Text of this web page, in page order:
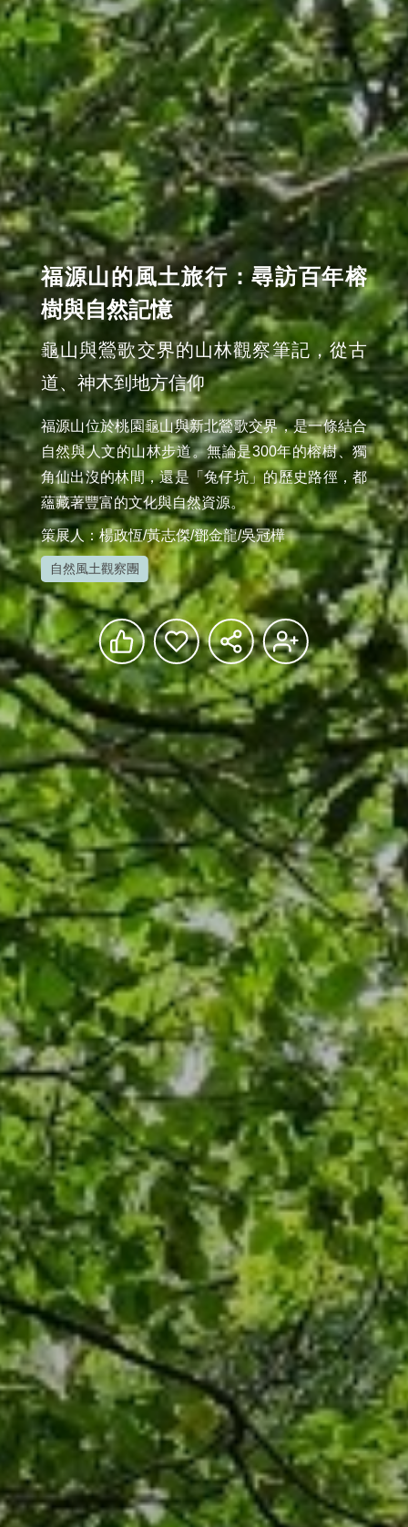
福源山的風土旅行：尋訪百年榕
樹與自然記憶
龜山與鶯歌交界的山林觀察筆記，從古
道、神木到地方信仰
福源山位於桃園龜山與新北鶯歌交界，是一條結合
自然與人文的山林步道。無論是300年的榕樹、獨
角仙出沒的林間，還是「兔仔坑」的歷史路徑，都
蘊藏著豐富的文化與自然資源。
策展人：楊政恆/黃志傑/鄧金龍/吳冠樺
自然風土觀察團